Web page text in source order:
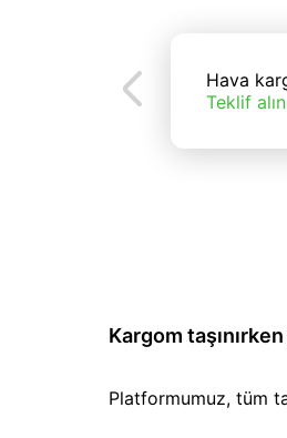
Hava
Teklif alın
Kargom
Platformumuz, tüm